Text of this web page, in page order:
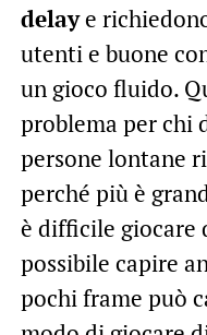
delaye
utenti e buone
un gioco fluido.
problema per chi
persone lontane
perché più è
è difficile giocare
possibile capire
pochi frame può